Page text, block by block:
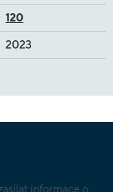
120
2023
informace o